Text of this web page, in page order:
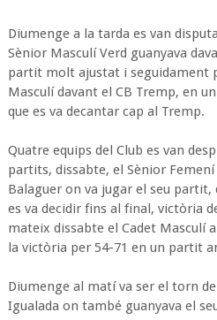
Diumenge a la tarda es van
Sènior Masculí Verd guanyava
partit molt ajustat i seguidament
Masculí davant el CB Tremp, en
que es va decantar cap al Tremp.
Quatre equips del Club es van
partits, dissabte, el Sènior
Balaguer on va jugar el seu partit,
es va decidir fins al final, victòria
mateix dissabte el Cadet Masculí
la victòria per 54-71 en un partit
Diumenge al matí va ser el torn
Igualada on també guanyava el